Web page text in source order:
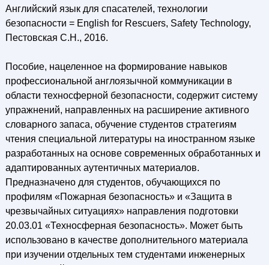
Английский язык для спасателей, технологии
безопасности = English for Rescuers, Safety Technology,
Пестовская С.Н., 2016.
Пособие, нацеленное на формирование навыков
профессиональной англоязычной коммуникации в
области техносферной безопасности, содержит систему
упражнений, направленных на расширение активного
словарного запаса, обучение студентов стратегиям
чтения специальной литературы на иностранном языке
разработанных на основе современных обработанных и
адаптированных аутентичных материалов.
Предназначено для студентов, обучающихся по
профилям «Пожарная безопасность» и «Защита в
чрезвычайных ситуациях» направления подготовки
20.03.01 «Техносферная безопасность». Может быть
использовано в качестве дополнительного материала
при изучении отдельных тем студентами инженерных